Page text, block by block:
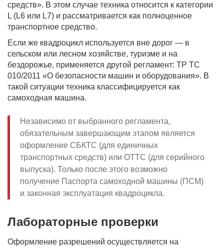
средств». В этом случае техника относится к категории
L (L6 или L7) и рассматривается как полноценное
транспортное средство.
Если же квадроцикл используется вне дорог — в
сельском или лесном хозяйстве, туризме и на
бездорожье, применяется другой регламент: ТР ТС
010/2011 «О безопасности машин и оборудования». В
такой ситуации техника классифицируется как
самоходная машина.
Независимо от выбранного регламента,
обязательным завершающим этапом является
оформление СБКТС (для единичных
транспортных средств) или ОТТС (для серийного
выпуска). Только после этого возможно
получение Паспорта самоходной машины (ПСМ)
и законная эксплуатация квадроцикла.
Лабораторные проверки
Оформление разрешений осуществляется на